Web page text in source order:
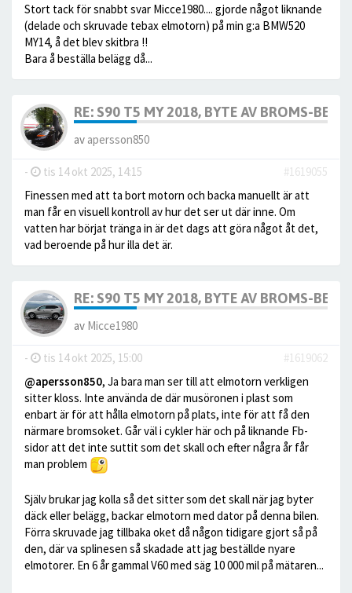
Stort tack för snabbt svar Micce1980.... gjorde något liknande
(delade och skruvade tebax elmotorn) på min g:a BMW520
MY14, å det blev skitbra !!
Bara å beställa belägg då...
RE: S90 T5 MY 2018, BYTE AV BROMS-
av apersson850
- tis 14 okt 2025, 14:15
#1619055
Finessen med att ta bort motorn och backa manuellt är att
man får en visuell kontroll av hur det ser ut där inne. Om
vatten har börjat tränga in är det dags att göra något åt det,
vad beroende på hur illa det är.
RE: S90 T5 MY 2018, BYTE AV BROMS-
av Micce1980
- tis 14 okt 2025, 15:00
#1619062
@apersson850, Ja bara man ser till att elmotorn verkligen
sitter kloss. Inte använda de där musöronen i plast som
enbart är för att hålla elmotorn på plats, inte för att få den
närmare bromsoket. Går väl i cykler här och på liknande Fb-
sidor att det inte suttit som det skall och efter några år får
man problem
Själv brukar jag kolla så det sitter som det skall när jag byter
däck eller belägg, backar elmotorn med dator på denna bilen.
Förra skruvade jag tillbaka oket då någon tidigare gjort så på
den, där va splinesen så skadade att jag beställde nyare
elmotorer. En 6 år gammal V60 med säg 10 000 mil på mätaren...